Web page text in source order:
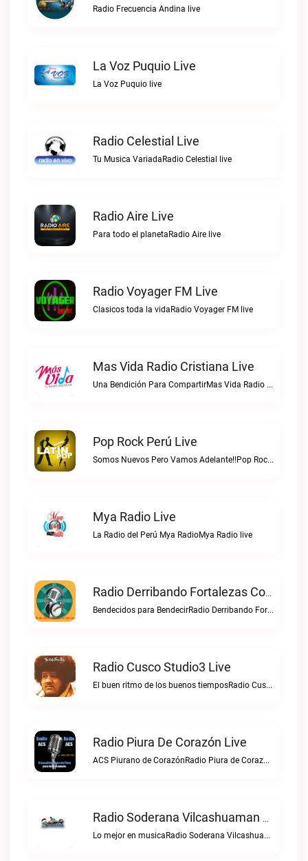
Radio Frecuencia Andina live
La Voz Puquio Live
La Voz Puquio live
Radio Celestial Live
Tu Musica VariadaRadio Celestial live
Radio Aire Live
Para todo el planetaRadio Aire live
Radio Voyager FM Live
Clasicos toda la vidaRadio Voyager FM live
Mas Vida Radio Cristiana Live
Una Bendición Para CompartirMas Vida Radio Cristiana live
Pop Rock Perú Live
Somos Nuevos Pero Vamos Adelante!!Pop Rock Perú live
Mya Radio Live
La Radio del Perú Mya RadioMya Radio live
Radio Derribando Fortalezas Con Cristo Live
Bendecidos para BendecirRadio Derribando Fortalezas con Cristo live
Radio Cusco Studio3 Live
El buen ritmo de los buenos tiemposRadio Cusco Studio3 live
Radio Piura De Corazón Live
ACS Piurano de CorazónRadio Piura de Corazón live
Radio Soderana Vilcashuaman Live
Lo mejor en musicaRadio Soderana Vilcashuaman live